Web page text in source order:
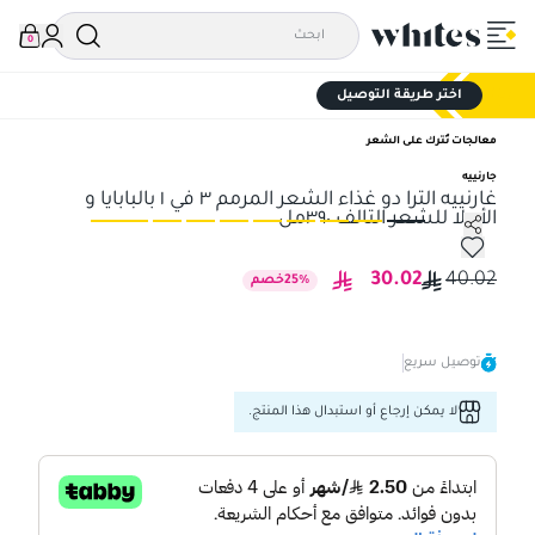
0
اختر طريقة التوصيل
معالجات تُترك على الشعر
جارنييه
غارنييه الترا دو غذاء الشعر المرمم ٣ في ١ بالبابايا و
الأملا للشعر التالف ٣٩٠مل
غارنييه الترا دو غذاء الشعر المرمم ٣ في ١ بالبابايا و الأملا للشعر التالف ٣٩٠مل
40.02
30.02
25% خصم
توصيل سريع
لا يمكن إرجاع أو استبدال هذا المنتج.